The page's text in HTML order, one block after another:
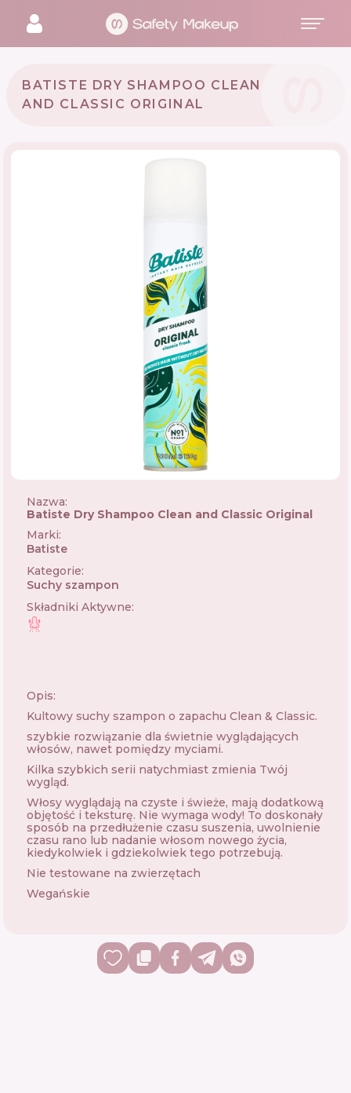
BATISTE DRY SHAMPOO CLEAN
AND CLASSIC ORIGINAL
Nazwa:
Batiste Dry Shampoo Clean and Classic Original
Marki:
Batiste
Kategorie:
Suchy szampon
Składniki Aktywne:
Opis:
Kultowy suchy szampon o zapachu Clean & Classic.
szybkie rozwiązanie dla świetnie wyglądających
włosów, nawet pomiędzy myciami.
Kilka szybkich serii natychmiast zmienia Twój
wygląd.
Włosy wyglądają na czyste i świeże, mają dodatkową
objętość i teksturę. Nie wymaga wody! To doskonały
sposób na przedłużenie czasu suszenia, uwolnienie
czasu rano lub nadanie włosom nowego życia,
kiedykolwiek i gdziekolwiek tego potrzebują.
Nie testowane na zwierzętach
Wegańskie